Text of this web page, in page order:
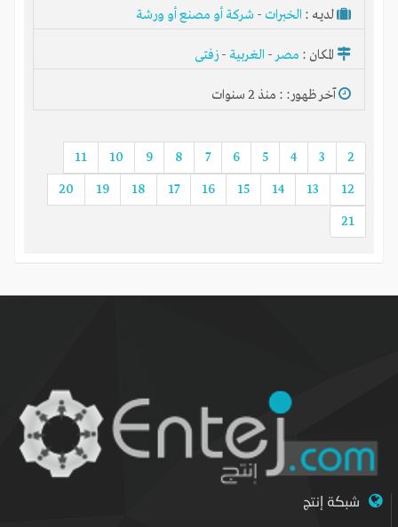
لديـه : الخبرات - شركة أو مصنع أو ورشة
المكان : مصر- الغربية - زفتى
آخر ظهور: : منذ 2 سنوات
2
3
4
5
6
7
8
9
10
11
12
13
14
15
16
17
18
19
20
21
شبكة إنتج